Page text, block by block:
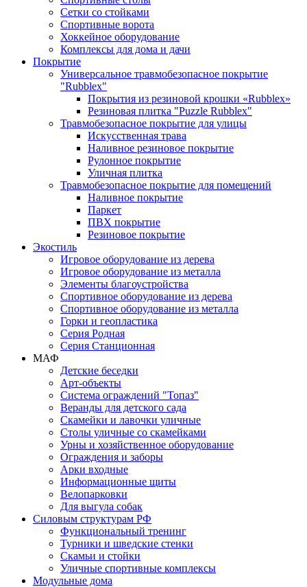
Сетки со стойками
Спортивные ворота
Хоккейное оборудование
Комплексы для дома и дачи
Покрытие
Универсальное травмобезопасное покрытие
"Rubblex"
Покрытия из резиновой крошки «Rubblex»
Резиновая плитка "Puzzle Rubblex"
Травмобезопасное покрытие для улицы
Искусственная трава
Наливное резиновое покрытие
Рулонное покрытие
Уличная плитка
Травмобезопасное покрытие для помещений
Наливное покрытие
Паркет
ПВХ покрытие
Резиновое покрытие
Экостиль
Игровое оборудование из дерева
Игровое оборудование из металла
Элементы благоустройства
Спортивное оборудование из дерева
Спортивное оборудование из металла
Горки и геопластика
Серия Родная
Серия Станционная
МАФ
Детские беседки
Арт-объекты
Система ограждений "Топаз"
Веранды для детского сада
Скамейки и лавочки уличные
Столы уличные со скамейками
Урны и хозяйственное оборудование
Ограждения и заборы
Арки входные
Информационные щиты
Велопарковки
Для выгула собак
Силовым структурам РФ
Функциональный тренинг
Турники и шведские стенки
Скамьи и стойки
Уличные спортивные комплексы
Модульные дома